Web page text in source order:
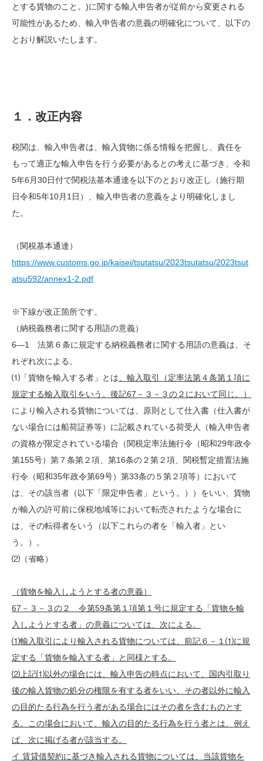
とする貨物のこと。 )に関する輸入申告者が従前から変更される
可能性があるため、輸入申告者の意義の明確化について、以下の
とおり解説いたします。
１．改正内容
税関は、輸入申告者は、輸入貨物に係る情報を把握し、責任を
もって適正な輸入申告を行う必要があるとの考えに基づき、令和
5年6 月30日付で関税法基本通達を以下のとおり改正し（施行期
日令和5年10月 1 日）、輸入申告者の意義をより明確化しまし
た。
（関税基本通達）
https://www.customs.go.jp/kaisei/tsutatsu/2023tsutatsu/2023tsut
atsu592/annex1-2.pdf
※下線が改正箇所です。
（納税義務者に関する用語の意義）
6―1
法第６条に規定する納税義務者に関する用語の意義は、そ
れぞれ次による。
⑴「貨物を輸入する者」とは 、輸入取引（定率法第４条第１項に
規定する輸入取引をいう。後記67 －３－３の２において同じ。）
により輸入される貨物については、原則として仕入書（仕入書が
ない場合には船荷証券等）に記載されている荷受人（輸入申告者
の資格が限定されている場合（関税定率法施行令（昭和29年政令
第155号）第７条第２項、第16条の２第２項、関税暫定措置法施
行令（昭和35年政令第69号）第33条の５第２項等）において
は、その該当者（以下「限定申告者」という。））をいい、貨物
が輸入の許可前に保税地域等において転売されたような場合に
は、その転得者をいう（以下これらの者を「輸入者」とい
う。）。
⑵（省略）
（貨物を輸入しようとする者の意義）
67 －３－３の２ 令第59条第１項第１号に規定する「貨物を輸
入しようとする者」の意義については、次による。
⑴輸入取引により輸入される貨物については、前記６－１⑴に規
定する「貨物を輸入する者」と同様とする。
⑵上記⑴以外の場合には、輸入申告の時点において、国内引取り
後の輸入貨物の処分の権限を有する者をいい、その者以外に輸入
の目的たる行為を行う者がある場合にはその者を含むものとす
る。この場合において、輸入の目的たる行為を行う者とは、例え
ば、次に掲げる者が該当する。
イ 賃貸借契約に基づき輸入される貨物については、当該貨物を